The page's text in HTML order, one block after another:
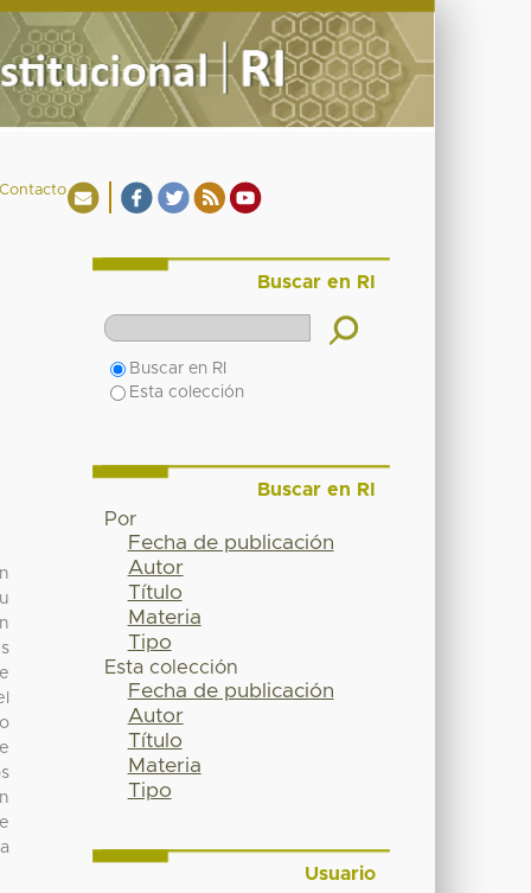
Contacto
Buscar en RI
Buscar en RI
Esta colección
Buscar en RI
Por
Fecha de publicación
Autor
Título
Materia
Tipo
Esta colección
Fecha de publicación
Autor
Título
Materia
Tipo
Usuario